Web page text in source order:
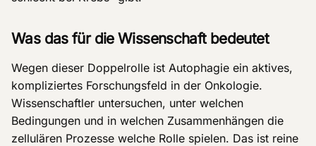
Was das für die Wissenschaft bedeutet
Wegen dieser Doppelrolle ist Autophagie ein aktives,
kompliziertes Forschungsfeld in der Onkologie.
Wissenschaftler untersuchen, unter welchen
Bedingungen und in welchen Zusammenhängen die
zellulären Prozesse welche Rolle spielen. Das ist reine